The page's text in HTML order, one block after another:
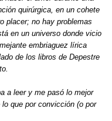
quirúrgica, en un cohete
placer; no hay problemas
en un universo donde vicio
embriaguez lírica
de los libros de Depestre
a leer y me pasó lo mejor
que por convicción (o por